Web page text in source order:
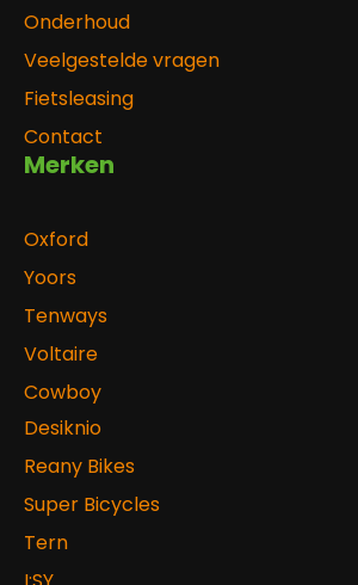
Onderhoud
Veelgestelde vragen
Fietsleasing
Contact
Merken
Oxford
Yoors
Tenways
Voltaire
Cowboy
Desiknio
Reany Bikes
Super Bicycles
Tern